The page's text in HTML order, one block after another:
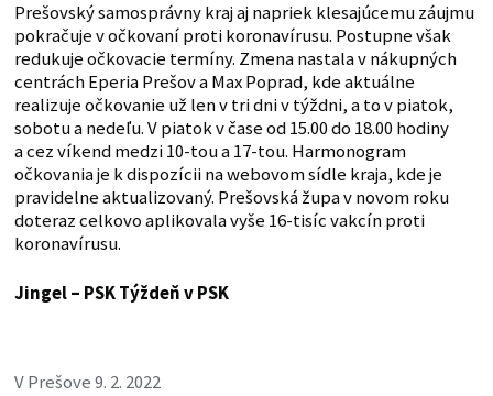
Prešovský samosprávny kraj aj napriek klesajúcemu záujmu
pokračuje v očkovaní proti koronavírusu. Postupne však
redukuje očkovacie termíny. Zmena nastala v nákupných
centrách Eperia Prešov a Max Poprad, kde aktuálne
realizuje očkovanie už len v tri dni v týždni, a to v piatok,
sobotu a nedeľu. V piatok v čase od 15.00 do 18.00 hodiny
a cez víkend medzi 10-tou a 17-tou. Harmonogram
očkovania je k dispozícii na webovom sídle kraja, kde je
pravidelne aktualizovaný. Prešovská župa v novom roku
doteraz celkovo aplikovala vyše 16-tisíc vakcín proti
koronavírusu.
Jingel – PSK Týždeň v PSK
V Prešove 9. 2. 2022